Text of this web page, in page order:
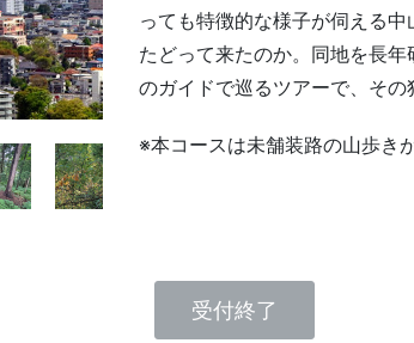
っても特徴的な様子が伺える
たどって来たのか。同地を長
のガイドで巡るツアーで、その
※本コースは未舗装路の山歩き
受付終了